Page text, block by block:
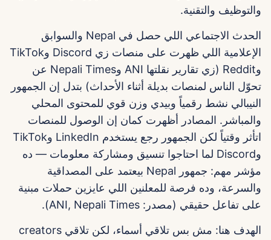
والتوظيف والتقنية.
الحدث الاجتماعي اللي حصل في Nepal والسوابق
الإعلامية اللي ظهرت على منصات زي Discord وTikTok
وReddit (زي تقارير نقلتها ANI وNepali Times عن
تحوّل الناس لمنصات بديلة أثناء الأحداث) بتدل إن الجمهور
النيبالي نشط رقمياً وبيدي وزن قوي للمحتوى المحلي
والمباشر. المصادر أظهرت كمان إن الوصول للمنصات
اتأثر وقتياً لكن الجمهور رجع يستخدم LinkedIn وTikTok
وDiscord لما احتاجوا تنسيق ومشاركة معلومات — ده
مؤشر مهم: جمهور Nepal بيعتمد على المصداقية
والسرعة، وده فرصة للمعلنين اللي عايزين حملات مبنية
على تفاعل حقيقي (مصدر: ANI, Nepali Times).
الهدف هنا: مش بس تلاقي أسماء، لكن تلاقي creators